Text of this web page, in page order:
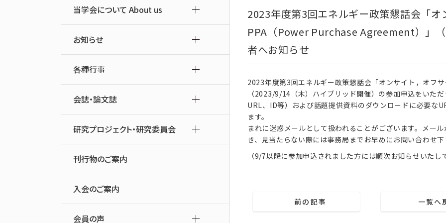
当学会について About us
お知らせ
各種行事
会誌・論文誌
研究プロジェクト・研究委員会
刊行物のご案内
入会のご案内
会員の声
2023年度第3回エネルギー政策懇話会「
PPA（Power Purchase Agreement）」
者へお知らせ
2023年度第3回エネルギー政策懇話会「オンサイト，オ
（2023/9/14（木）ハイブリッド開催）の参加申込をいた
URL、ID等）および話題提供資料のダウンロードに必要な
ます。
まれに迷惑メールとして扱われることがございます。メー
き、見当たらない際には事務局までお早めにお問い合わせ
（9/7以降に参加申込されました方には順次お知らせいたし
前の記事 一覧へ